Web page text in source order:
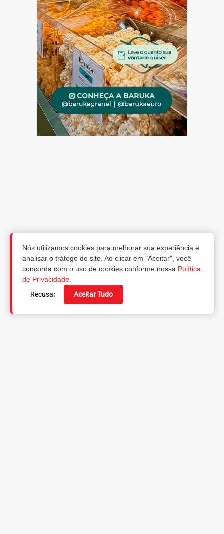
Nós utilizamos cookies para melhorar sua experiência e
analisar o tráfego do site. Ao clicar em "Aceitar", você
concorda com o uso de cookies conforme nossa Política
de Privacidade
Recusar
Aceitar Tudo